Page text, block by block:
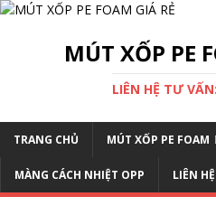
MÚT XỐP PE
LIÊN HỆ TƯ
TRANG CHỦ MÚT XỐP PE FOAM
MÀNG CÁCH NHIỆT OPP LIÊN HỆ